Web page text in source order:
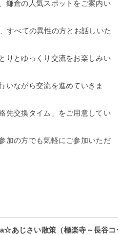
鎌倉の人気スポットをご案内い
すべての異性の方とお話しいた
りとゆっくり交流をお楽しみい
いながら交流を進めていきま
先交換タイム」をご用意してい
加の方でも気軽にご参加いただ
あじさい散策（極楽寺～長谷コ